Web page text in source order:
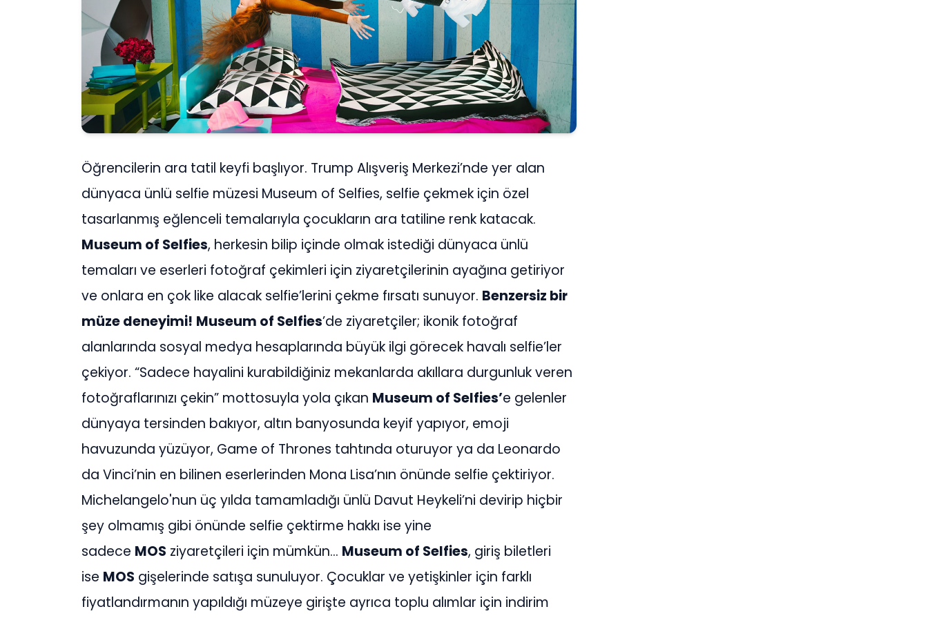
Öğrencilerin ara tatil keyfi başlıyor. Trump Alışveriş Merkezi’nde yer alan
dünyaca ünlü selfie müzesi Museum of Selfies, selfie çekmek için özel
tasarlanmış eğlenceli temalarıyla çocukların ara tatiline renk katacak.
Museum of Selfies, herkesin bilip içinde olmak istediği dünyaca ünlü
temaları ve eserleri fotoğraf çekimleri için ziyaretçilerinin ayağına getiriyor
ve onlara en çok like alacak selfie’lerini çekme fırsatı sunuyor. Benzersiz bir
müze deneyimi! Museum of Selfies’de ziyaretçiler; ikonik fotoğraf
alanlarında sosyal medya hesaplarında büyük ilgi görecek havalı selfie’ler
çekiyor. “Sadece hayalini kurabildiğiniz mekanlarda akıllara durgunluk veren
fotoğraflarınızı çekin” mottosuyla yola çıkan Museum of Selfies’e gelenler
dünyaya tersinden bakıyor, altın banyosunda keyif yapıyor, emoji
havuzunda yüzüyor, Game of Thrones tahtında oturuyor ya da Leonardo
da Vinci’nin en bilinen eserlerinden Mona Lisa’nın önünde selfie çektiriyor.
Michelangelo'nun üç yılda tamamladığı ünlü Davut Heykeli’ni devirip hiçbir
şey olmamış gibi önünde selfie çektirme hakkı ise yine
sadece MOS ziyaretçileri için mümkün… Museum of Selfies, giriş biletleri
ise MOS gişelerinde satışa sunuluyor. Çocuklar ve yetişkinler için farklı
fiyatlandırmanın yapıldığı müzeye girişte ayrıca toplu alımlar için indirim